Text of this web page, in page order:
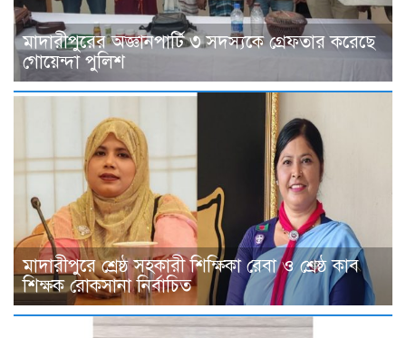
মাদারীপুরের অজ্ঞানপার্টি ৩ সদস্যকে গ্রেফতার করেছে
গোয়েন্দা পুলিশ
মাদারীপুরে শ্রেষ্ঠ সহকারী শিক্ষিকা রেবা ও শ্রেষ্ঠ কাব
শিক্ষক রোকসানা নির্বাচিত